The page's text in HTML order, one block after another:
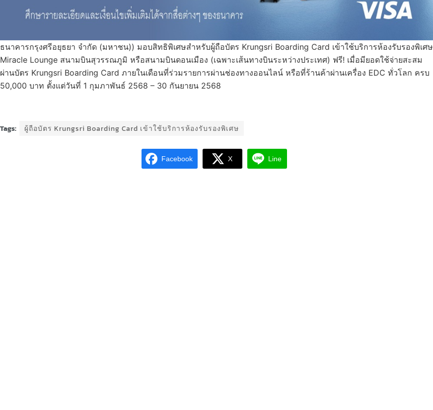
ธนาคารกรุงศรีอยุธยา จำกัด (มหาชน)) มอบสิทธิพิเศษสำหรับผู้ถือบัตร Krungsri Boarding Card เข้าใช้บริการห้องรับรองพิเศษ
Miracle Lounge สนามบินสุวรรณภูมิ หรือสนามบินดอนเมือง (เฉพาะเส้นทางบินระหว่างประเทศ) ฟรี! เมื่อมียอดใช้จ่ายสะสม
ผ่านบัตร Krungsri Boarding Card ภายในเดือนที่ร่วมรายการผ่านช่องทางออนไลน์ หรือที่ร้านค้าผ่านเครื่อง EDC ทั่วโลก ครบ
50,000 บาท ตั้งแต่วันที่ 1 กุมภาพันธ์ 2568 – 30 กันยายน 2568
Tags: ผู้ถือบัตร Krungsri Boarding Card เข้าใช้บริการห้องรับรองพิเศษ
Facebook X Line